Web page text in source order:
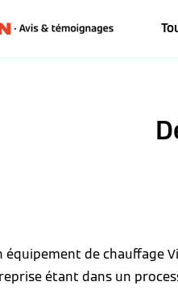
équipement de
étant dans un